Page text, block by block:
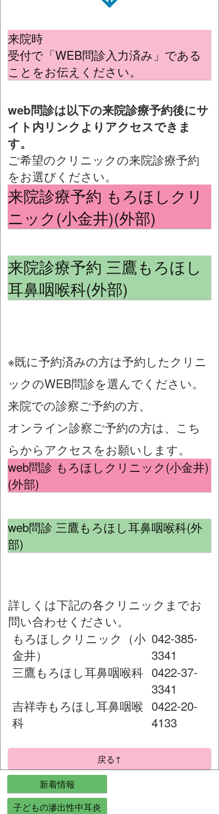
来院時
受付で「WEB問診入力済み」である
ことをお伝えください。
web問診は以下の来院診療予約後にサ
イト内リンクよりアクセスできま
す。
ご希望のクリニックの来院診療予約
をお選びください。
来院診療予約 もろほしクリ
ニック(小金井)(外部)
来院診療予約 三鷹もろほし
耳鼻咽喉科(外部)
※既に予約済みの方は予約したクリニ
ックのWEB問診を選んでください。
来院での診察ご予約の方、
オンライン診察ご予約の方は、こち
らからアクセスをお願いします。
web問診 もろほしクリニック(小金井)
(外部)
web問診 三鷹もろほし耳鼻咽喉科(外
部)
詳しくは下記の各クリニックまでお
問い合わせください。
もろほしクリニック（小
金井）
042-385-
3341
三鷹もろほし耳鼻咽喉科 0422-37-
3341
吉祥寺もろほし耳鼻咽喉
科
0422-20-
4133
戻る↑
新着情報
子どもの滲出性中耳炎